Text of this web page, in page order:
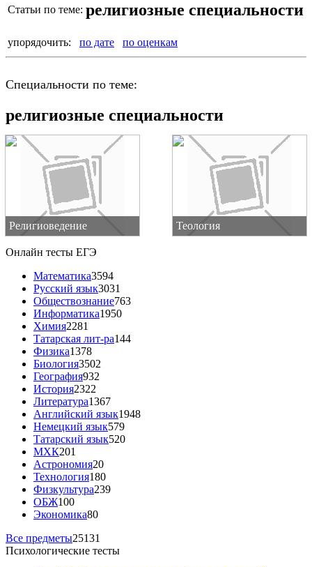
Статьи по теме: религиозные специальности
упорядочить: по дате по оценкам
Специальности по теме:
религиозные специальности
Религиоведение Теология
Онлайн тесты ЕГЭ
Математика3594
Русский язык3031
Обществознание763
Информатика1950
Химия2281
Татарская лит-ра144
Физика1378
Биология3502
География932
История2322
Литература1367
Английский язык1948
Немецкий язык579
Татарский язык520
МХК201
Астрономия20
Технология180
Физкультура239
ОБЖ100
Экономика80
Все предметы25131
Психологические тесты